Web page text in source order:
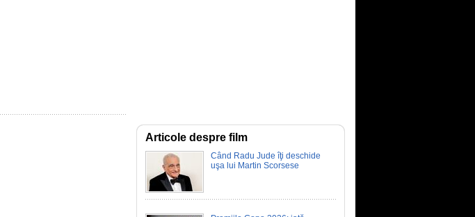
Articole despre film
Când Radu Jude îţi deschide
uşa lui Martin Scorsese